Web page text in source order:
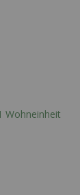
Wohneinheit